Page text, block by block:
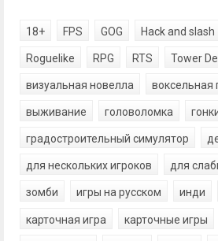
18+ FPS GOG Hack and slash
Roguelike RPG RTS Tower
визуальная новелла воксельная
выживание головоломка
градостроительный симулятор
для нескольких игроков для
зомби игры на русском инди
карточная игра карточные игры